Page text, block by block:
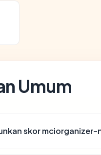
Umum
skor